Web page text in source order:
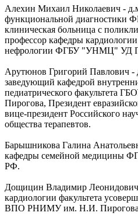
Алехин Михаил Николаевич -
функциональной диагностики
клиническая больница с
профессор кафедры
нефрологии ФГБУ "УНМЦ" УД
Арутюнов Григорий Павлович -
заведующий кафедрой
педиатрического
Пирогова, Президент
вице-президент Российского
общества терапевтов.
Барышникова Галина
кафедры семейной медицины
РФ.
Дощицин Владимир
кардиологии факультета
ВПО РНИМУ им. Н.И.